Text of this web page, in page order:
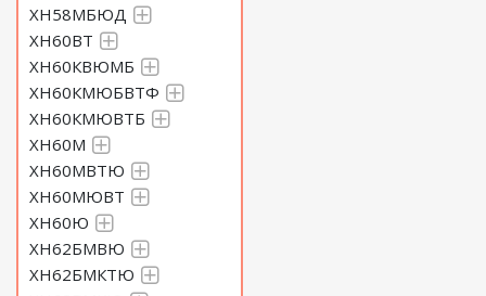
ХН58МБЮД
ХН60ВТ
ХН60КВЮМБ
ХН60КМЮБВТФ
ХН60КМЮВТБ
ХН60М
ХН60МВТЮ
ХН60МЮВТ
ХН60Ю
ХН62БМВЮ
ХН62БМКТЮ